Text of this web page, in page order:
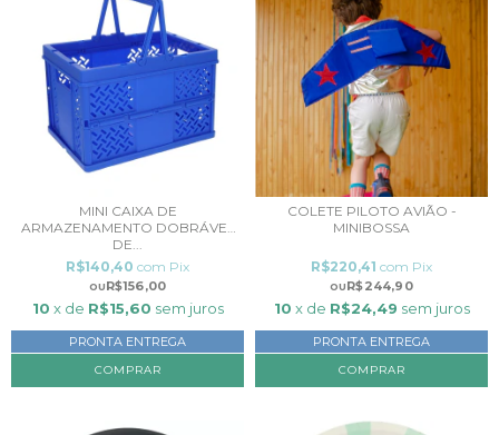
MINI CAIXA DE
ARMAZENAMENTO DOBRÁVEL
DE...
R$156,00
R$140,40 com Pix
10 x de R$15,60 sem juros
PRONTA ENTREGA
COLETE PILOTO AVIÃO -
MINIBOSSA
R$244,90
R$220,41 com Pix
10 x de R$24,49 sem juros
PRONTA ENTREGA